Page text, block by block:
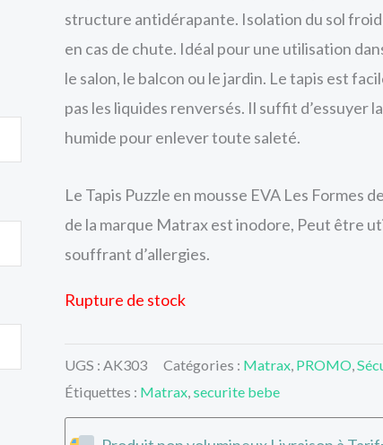
structure antidérapante. Isolation du sol
en cas de chute. Idéal pour une utilisation
le salon, le balcon ou le jardin. Le tapis est
pas les liquides renversés. Il suffit d’essuyer
humide pour enlever toute saleté.
Le Tapis Puzzle en mousse EVA Les Formes
de la marque Matrax est inodore, Peut être
souffrant d’allergies.
Rupture de stock
UGS : AK303 Catégories : Matrax, PROMO,
Étiquettes : Matrax, securite bebe